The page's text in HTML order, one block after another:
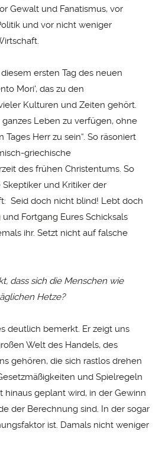
Gewalt und Fanatismus, vor
und vor nicht weniger
ersten Tag des neuen
Mori‘, das zu den
Kulturen und Zeiten gehört.
ganzes Leben zu verfügen, ohne
Herr zu sein“. So räsoniert
griechische
des frühen Christentums. So
und Kritiker der
Seid doch nicht blind! Lebt doch
Fortgang Eures Schicksals
ihr. Setzt nicht auf falsche
dass sich die Menschen wie
Hetze?
deutlich bemerkt. Er zeigt uns
Welt des Handels, des
gehören, die sich rastlos drehen
und Spielregeln
hinaus geplant wird, in der Gewinn
der Berechnung sind. In der sogar
ist. Damals nicht weniger